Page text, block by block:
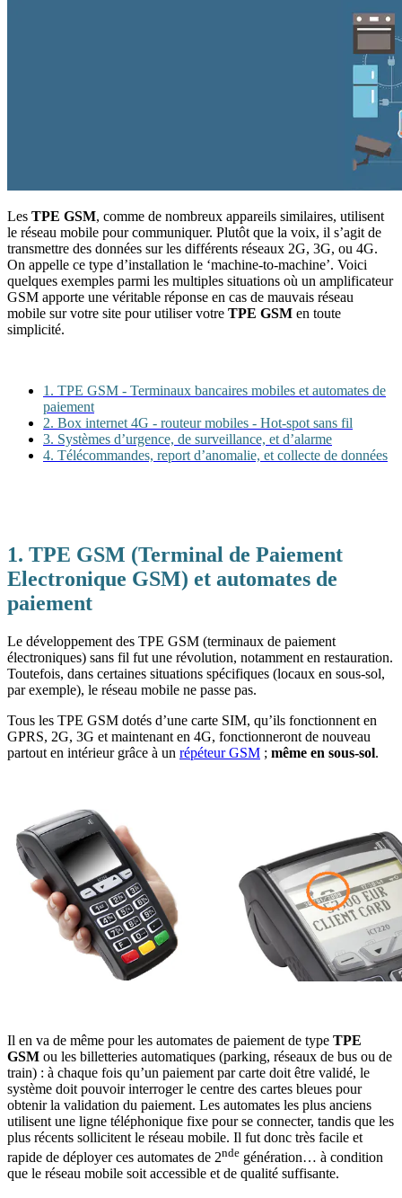
Les TPE GSM, comme de nombreux appareils similaires, utilisent
le réseau mobile pour communiquer. Plutôt que la voix, il s’agit de
transmettre des données sur les différents réseaux 2G, 3G, ou 4G.
On appelle ce type d’installation le ‘machine-to-machine’. Voici
quelques exemples parmi les multiples situations où un amplificateur
GSM apporte une véritable réponse en cas de mauvais réseau
mobile sur votre site pour utiliser votre TPE GSM en toute
simplicité.
1. TPE GSM - Terminaux bancaires mobiles et automates de
paiement
2. Box internet 4G - routeur mobiles - Hot-spot sans fil
3. Systèmes d’urgence, de surveillance, et d’alarme
4. Télécommandes, report d’anomalie, et collecte de données
1. TPE GSM (Terminal de Paiement
Electronique GSM) et automates de
paiement
Le développement des TPE GSM (terminaux de paiement
électroniques) sans fil fut une révolution, notamment en restauration.
Toutefois, dans certaines situations spécifiques (locaux en sous-sol,
par exemple), le réseau mobile ne passe pas.
Tous les TPE GSM dotés d’une carte SIM, qu’ils fonctionnent en
GPRS, 2G, 3G et maintenant en 4G, fonctionneront de nouveau
partout en intérieur grâce à un répéteur GSM ; même en sous-sol.
Il en va de même pour les automates de paiement de type TPE
GSM ou les billetteries automatiques (parking, réseaux de bus ou de
train) : à chaque fois qu’un paiement par carte doit être validé, le
système doit pouvoir interroger le centre des cartes bleues pour
obtenir la validation du paiement. Les automates les plus anciens
utilisent une ligne téléphonique fixe pour se connecter, tandis que les
plus récents sollicitent le réseau mobile. Il fut donc très facile et
rapide de déployer ces automates de 2nde génération… à condition
que le réseau mobile soit accessible et de qualité suffisante.